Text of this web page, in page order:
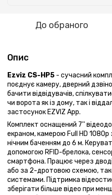
До обраного
Опис
Ezviz CS-HP5 - сучасний
поєднує камеру, дверний
бачити відвідувачів,
чи ворота як із дому, так і
застосунок EZVIZ App.
Комплект оснащений 7''
екраном, камерою Full HD
нічним баченням до 6 м.
допомогою RFID-брелока,
смартфона. Працює через
або за 2-дротовою схемою,
системами. Підтримка
зберігати більше відео при